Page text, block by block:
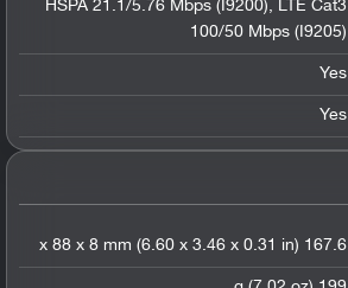
HSPA 21.1/5.76 Mbps (I9200), LTE Cat3
100/50 Mbps (I9205)
Yes
Yes
167.6 x 88 x 8 mm (6.60 x 3.46 x 0.31 in)